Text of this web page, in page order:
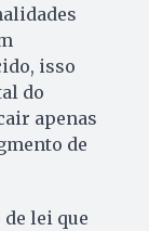
isso
do
apenas
de
lei que